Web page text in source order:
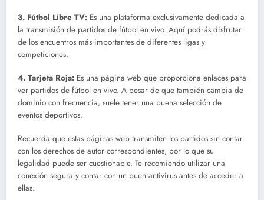
3. Fútbol Libre TV: Es una plataforma exclusivamente dedicada a
la transmisión de partidos de fútbol en vivo. Aquí podrás disfrutar
de los encuentros más importantes de diferentes ligas y
competiciones.
4. Tarjeta Roja: Es una página web que proporciona enlaces para
ver partidos de fútbol en vivo. A pesar de que también cambia de
dominio con frecuencia, suele tener una buena selección de
eventos deportivos.
Recuerda que estas páginas web transmiten los partidos sin contar
con los derechos de autor correspondientes, por lo que su
legalidad puede ser cuestionable. Te recomiendo utilizar una
conexión segura y contar con un buen antivirus antes de acceder a
ellas.